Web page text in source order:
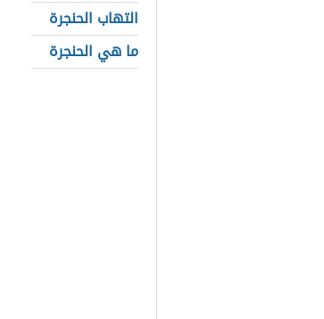
التهاب الحنجرة
ما هي الحنجرة